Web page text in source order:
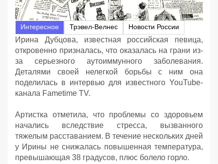
Интересное Трэвел-Велнес Новости России
Ирина Дубцова, известная российская певица,
откровенно призналась, что оказалась на грани из-
за серьезного аутоиммунного заболевания.
Деталями своей нелегкой борьбы с ним она
поделилась в интервью для известного YouTube-
канала Fametime TV.
Артистка отметила, что проблемы со здоровьем
начались вследствие стресса, вызванного
тяжелым расставанием. В течение нескольких дней
у Ирины не снижалась повышенная температура,
превышающая 38 градусов, плюс болело горло.